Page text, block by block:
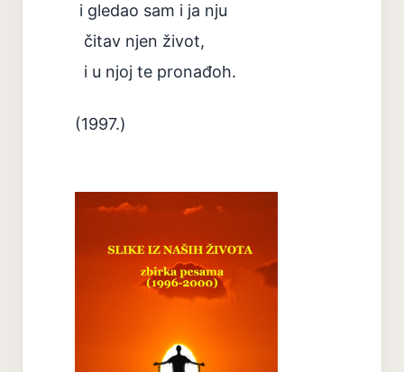
i gledao sam i ja nju
čitav njen život,
i u njoj te pronađoh.
(1997.)